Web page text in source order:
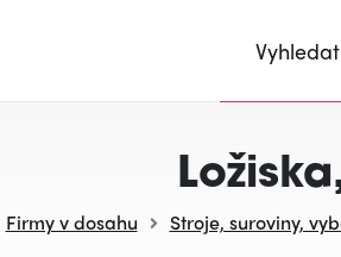
Firmy v dosahu Stroje, suroviny,